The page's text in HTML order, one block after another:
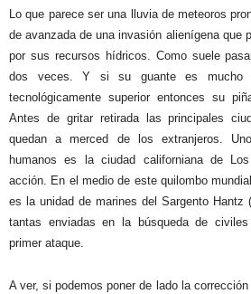
Lo que parece ser una lluvia de meteoros
de avanzada de una invasión alienígena que
por sus recursos hídricos. Como suele
dos veces. Y si su guante es mucho
tecnológicamente superior entonces su
Antes de gritar retirada las principales
quedan a merced de los extranjeros.
humanos es la ciudad californiana de
acción. En el medio de este quilombo
es la unidad de marines del Sargento Hantz
tantas enviadas en la búsqueda de
primer ataque.
A ver, si podemos poner de lado la